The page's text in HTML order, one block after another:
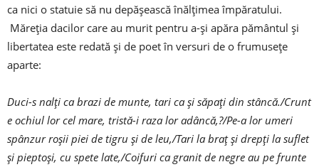
ca nici o statuie să nu depășească înălțimea împăratului.
Măreția dacilor care au murit pentru a-și apăra pământul și
libertatea este redată și de poet în versuri de o frumusețe
aparte:
Duci-s nalți ca brazi de munte, tari ca și săpați din stâncă./Crunt
e ochiul lor cel mare, tristă-i raza lor adâncă,?/Pe-a lor umeri
spânzur roșii piei de tigru și de leu,/Tari la braț și drepți la suflet
și pieptoși, cu spete late,/Coifuri ca granit de negre au pe frunte